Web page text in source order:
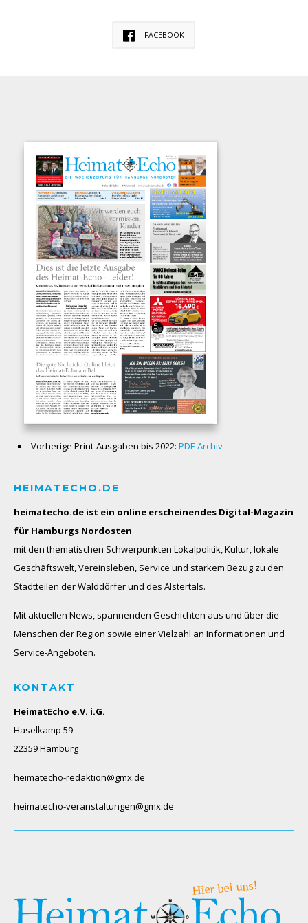
FACEBOOK
Vorherige Print-Ausgaben bis 2022: PDF-Archiv
HEIMATECHO.DE
heimatecho.de ist ein online erscheinendes Digital-Magazin
für Hamburgs Nordosten
mit den thematischen Schwerpunkten Lokalpolitik, Kultur, lokale
Geschäftswelt, Vereinsleben, Service und starkem Bezug zu den
Stadtteilen der Walddörfer und des Alstertals.
Mit aktuellen News, spannenden Geschichten aus und über die
Menschen der Region sowie einer Vielzahl an Informationen und
Service-Angeboten.
KONTAKT
HeimatEcho e.V. i.G.
Haselkamp 59
22359 Hamburg
heimatecho-redaktion@gmx.de
heimatecho-veranstaltungen@gmx.de